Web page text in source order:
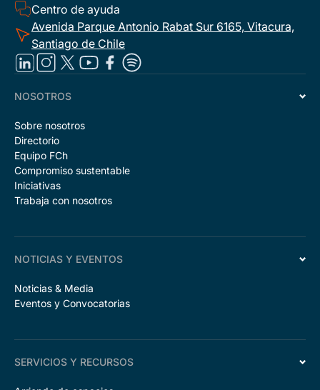
Centro de ayuda
Avenida Parque Antonio Rabat Sur 6165, Vitacura,
Santiago de Chile
NOSOTROS
Sobre nosotros
Directorio
Equipo FCh
Compromiso sustentable
Iniciativas
Trabaja con nosotros
NOTICIAS Y EVENTOS
Noticias & Media
Eventos y Convocatorias
SERVICIOS Y RECURSOS